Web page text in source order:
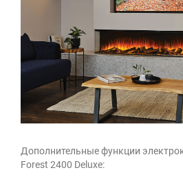
Дополнительные функции
Forest 2400 Deluxe: